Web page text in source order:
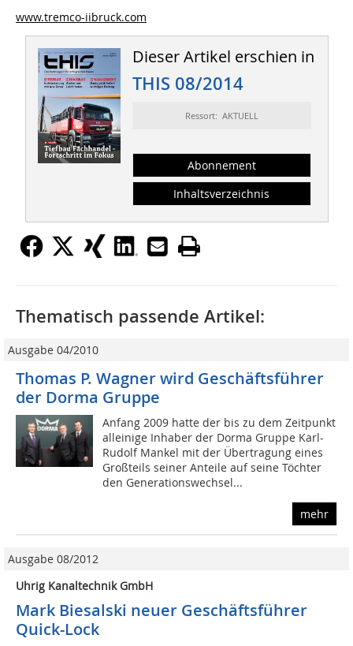
www.tremco-iibruck.com
Dieser Artikel erschien in
THIS 08/2014
Ressort: AKTUELL
Abonnement
Inhaltsverzeichnis
Thematisch passende Artikel:
Ausgabe 04/2010
Thomas P. Wagner wird Geschäftsführer
der Dorma Gruppe
Anfang 2009 hatte der bis zu dem Zeitpunkt
alleinige Inhaber der Dorma Gruppe Karl-
Rudolf Mankel mit der Übertragung eines
Großteils seiner Anteile auf seine Töchter
den Generationswechsel...
mehr
Ausgabe 08/2012
Uhrig Kanaltechnik GmbH
Mark Biesalski neuer Geschäftsführer
Quick-Lock